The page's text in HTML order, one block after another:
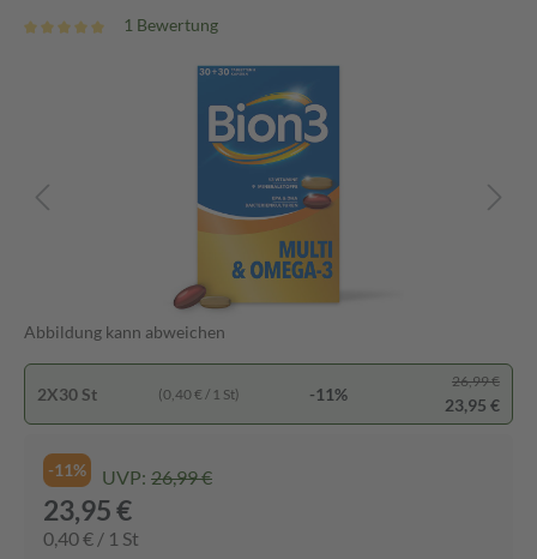
1 Bewertung
Abbildung kann abweichen
2X30 St (0,40 € / 1 St) -11%
26,99 €
23,95 €
-11% UVP: 26,99 €
23,95 €
0,40 € / 1 St